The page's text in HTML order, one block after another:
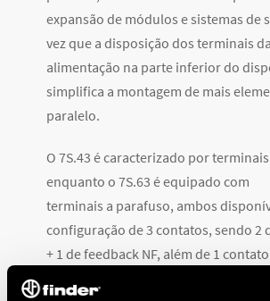
expansão de módulos e sistemas de
vez que a disposição dos terminais
alimentação na parte inferior do
simplifica a montagem de mais
paralelo.
O 7S.43 é caracterizado por
enquanto o 7S.63 é equipado com
terminais a parafuso, ambos
configuração de 3 contatos, sendo 2
+ 1 de feedback NF, além de 1